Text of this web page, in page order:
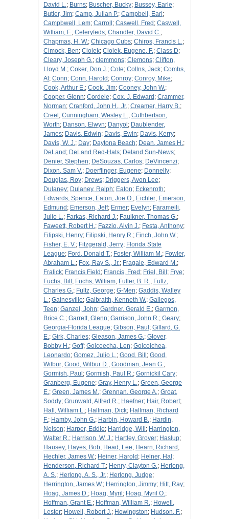
David L.; Burns; Buscher, Bucky; Bussey, Earle;
Butler, Jim; Camp, Julian P.; Campbell, Earl ;
Campbwell, Lem; Carroll ; Caswell, Fred ; Caswell,
William, F.; Celeryfeds; Chandler, David C.;
Chapmas, H. W.; Chicago Cubs; Chiros, Francis L.;
Cimock, Ben; Ciolek; Ciolek, Eugene, F.; Class D;
Cleary, Joseph G.; clemmons; Clemons; Clifton,
Lloyd M.; Coker, Don J.; Cole; Collns, Jack; Combs,
Al ; Conn; Conn, Harold ; Conroy; Conroy, Mike;
Cook, Arthur E.; Cook, Jim; Cooney, John W.;
Cooper, Glenn; Cordele; Cox, J. Edward ; Crammer,
Norman; Cranford, John H., Jr.; Creamer, Harry B.;
Creel ; Cunningham, Wesley L.; Cuthbertson,
Worth; Danson, Elwyn; Danyol ; Daublender,
James; Davis, Edwin; Davis, Ewin; Davis, Kerry;
Davis, W. J.; Day; Daytona Beach; Dean, James H.;
DeLand ; DeLand Red-Hats; Deland Sun-News;
Denier, Stephen; DeSouzas, Carlos; DeVincenzi;
Dixon, Sam V.; Doerflinger, Eugene; Donnelly;
Douglas, Roy; Drews; Driggers, Avon Lee;
Dulaney; Dulaney, Ralph; Eaton; Eckenroth;
Edwards, Spence, Eaton, Joe O.; Eichler; Emerson,
Edmund ; Emerson, Jeff; Ermer; Evelyn; Farameili,
Julio L.; Farkas, Richard J.; Faulkner, Thomas G.;
Faweett, Robert H.; Fazzio, Alvin J.; Festa, Anthony;
Filipski, Henry; Filipski, Henry R.; Finch, John W.;
Fisher, E. V.; Fitzgerald, Jerry; Florida State
League; Ford, Donald T.; Foster, William M.; Fowler,
Abraham L.; Fox, Ray S., Jr.; Fragale, Edward M.;
Fralick; Francis Field ; Francis, Fred ; Friel, Bill ; Frye;
Fuchs, Bill ; Fuchs, William; Fuller, B. R.; Fultz,
Charles G.; Fultz, George; G-Men; Gaddis, Walley
L.; Gainesville; Galbraith, Kenneth W.; Gallegos,
Teen; Ganzel, John; Gardner, Gerald E.; Garmon,
Brice C.; Garrett, Glenn; Garrison, John R.; Geary;
Georgia-Florida League; Gibson, Paul ; Gillard, G.
E.; Girk, Charles; Gleason, James G.; Glover,
Bobby H.; Goff; Goicoecha, Len; Goicoichea,
Leonardo; Gomez, Julio L.; Good, Bill ; Good,
Wilbur; Good, Wilbur D.; Goodman, Jean G.;
Gormish, Paul ; Gormish, Paul R.; Gornickil Cary;
Granberg, Eugene; Gray, Henry L.; Green, George
E.; Green, James M.; Grennan, George A.; Groat,
Soddy; Grunwald, Alfred R.; Haefner; Hair, Robert;
Hall, William L.; Hallman, Dick; Hallman, Richard
F.; Hamby, John G.; Harbin, Howard B.; Hardin,
Nelson; Harper, Eddie; Harridge, Will ; Harrington,
Walter R.; Harrison, W. J.; Hartley, Grover; Haslup;
Hausey; Hayes, Bob; Head, Lee; Hearn, Richard ;
Hechler, James W.; Heiner, Harold ; Helner, Hal ;
Henderson, Richard T.; Henry, Clayton G.; Herlong,
A. S.; Herlong, A. S., Jr.; Herlong, Judge;
Herrington, James W.; Herrington, Jimmy; Hitt, Ray;
Hoag, James D.; Hoag, Myril ; Hoag, Myril O.;
Hoffman, Grant E.; Hoffman, William R.; Howell,
Lester; Howell, Robert J.; Howingston; Hudson, F.;